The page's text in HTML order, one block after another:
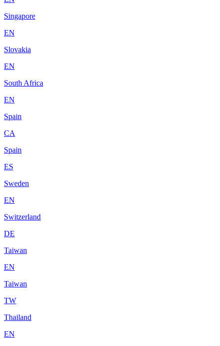
Singapore
EN
Slovakia
EN
South Africa
EN
Spain
CA
Spain
ES
Sweden
EN
Switzerland
DE
Taiwan
EN
Taiwan
TW
Thailand
EN